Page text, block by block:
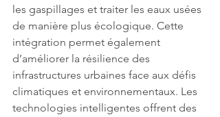
les gaspillages et traiter les eaux usées
de manière plus écologique. Cette
intégration permet également
d’améliorer la résilience des
infrastructures urbaines face aux défis
climatiques et environnementaux. Les
technologies intelligentes offrent des